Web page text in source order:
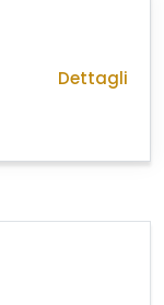
Dettagli